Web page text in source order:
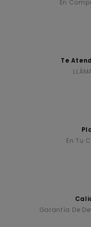
En
Te
En Tu
Garantía De